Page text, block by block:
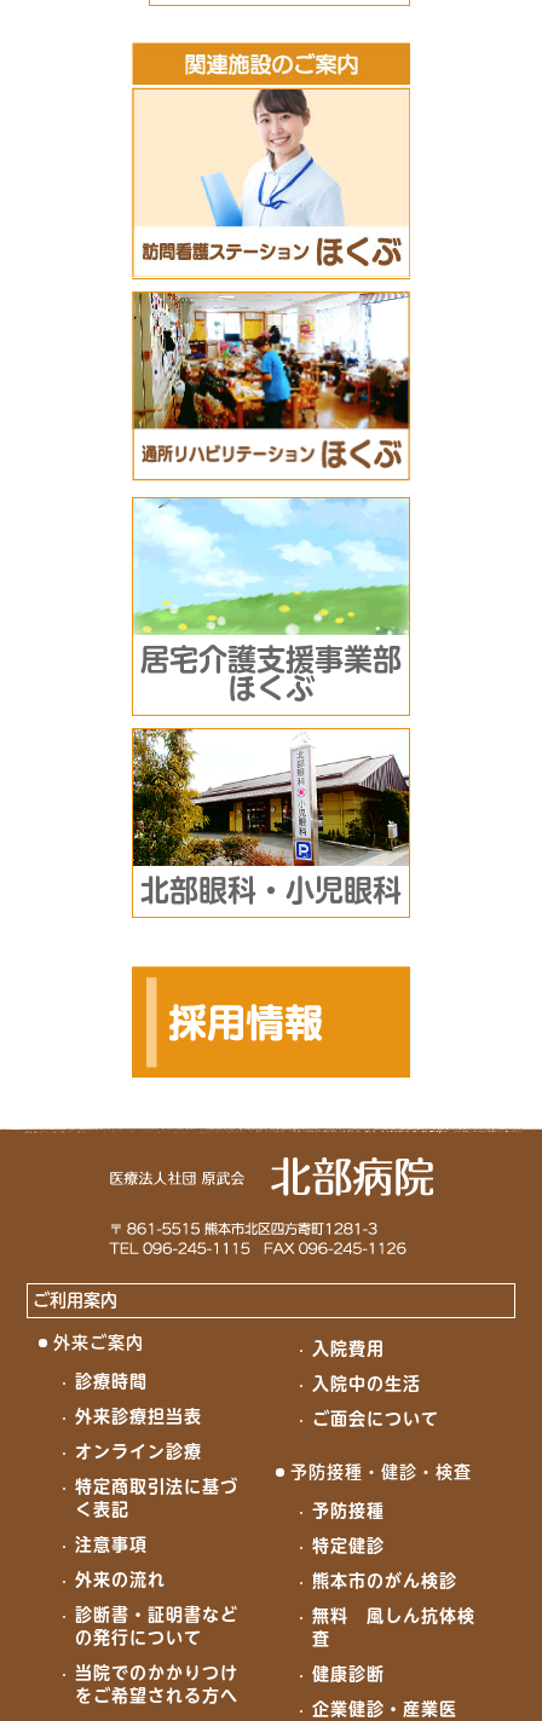
居宅介護支援事業部
ほくぶ
北部眼科・小児眼科
ご利用案内
外来ご案内
診療時間
外来診療担当表
オンライン診療
特定商取引法に基づ
く表記
注意事項
外来の流れ
診断書・証明書など
の発行について
当院でのかかりつけ
をご希望される方へ
入院費用
入院中の生活
ご面会について
予防接種・健診・検査
予防接種
特定健診
熊本市のがん検診
無料 風しん抗体検
査
健康診断
企業健診・産業医